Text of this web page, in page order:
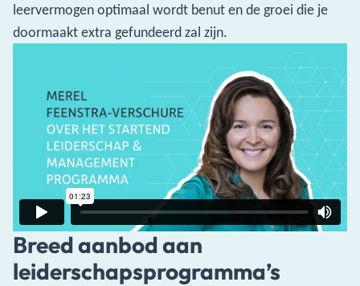
leervermogen optimaal wordt benut en de groei die je
doormaakt extra gefundeerd zal zijn.
​Breed aanbod aan
leiderschapsprogramma’s